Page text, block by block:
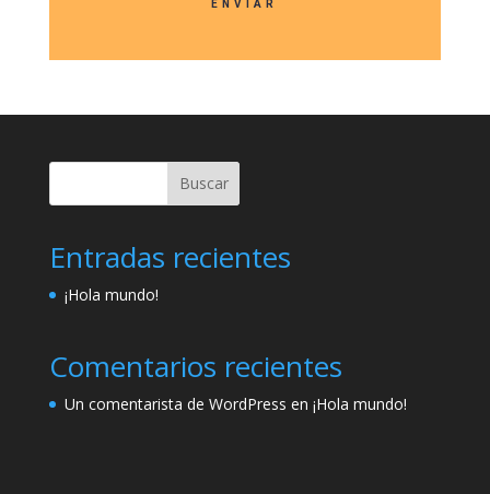
ENVIAR
Buscar
Entradas recientes
¡Hola mundo!
Comentarios recientes
Un comentarista de WordPress en ¡Hola mundo!